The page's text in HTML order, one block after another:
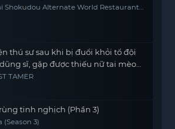
Shokudou Alternate World Restaurant
thú sư sau khi bị đuổi khỏi tổ đội
sĩ, gặp được thiếu nữ tai mèo
tộc mạnh nhất
TAMER
tinh nghịch (Phần 3)
(Season 3)